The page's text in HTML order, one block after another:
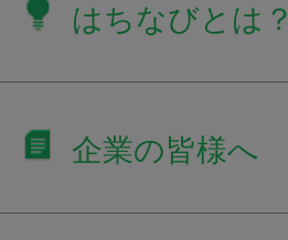
はちなびとは？
企業の皆様へ